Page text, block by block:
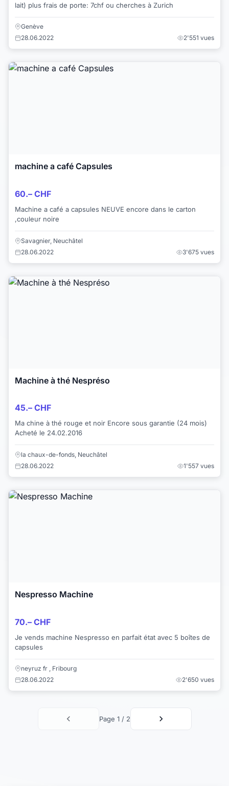
lait) plus frais de porte: 7chf ou cherches à Zurich
Genève
28.06.2022
2'551 vues
machine a café Capsules
60.– CHF
Machine a café a capsules NEUVE encore dans le carton
,couleur noire
Savagnier, Neuchâtel
28.06.2022
3'675 vues
Machine à thé Nespréso
45.– CHF
Ma chine à thé rouge et noir Encore sous garantie (24 mois)
Acheté le 24.02.2016
la chaux-de-fonds, Neuchâtel
28.06.2022
1'557 vues
Nespresso Machine
70.– CHF
Je vends machine Nespresso en parfait état avec 5 boîtes de
capsules
neyruz fr , Fribourg
28.06.2022
2'650 vues
Page 1 / 2